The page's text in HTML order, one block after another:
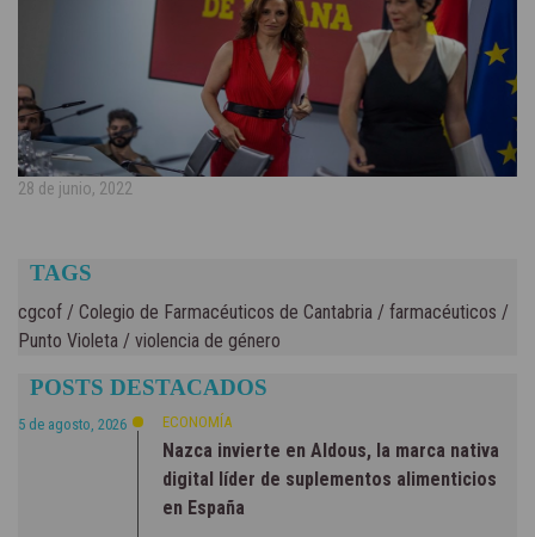
28 de junio, 2022
TAGS
cgcof / Colegio de Farmacéuticos de Cantabria / farmacéuticos /
Punto Violeta / violencia de género
POSTS DESTACADOS
5 de agosto, 2026 ECONOMÍA
Nazca invierte en Aldous, la marca nativa
digital líder de suplementos alimenticios
en España